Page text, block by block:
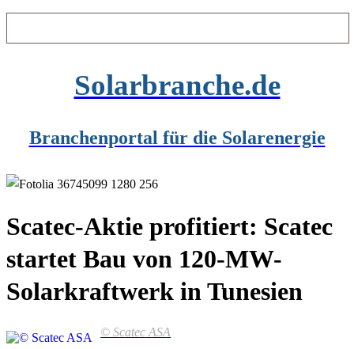
Solarbranche.de
Branchenportal für die Solarenergie
Scatec-Aktie profitiert: Scatec
startet Bau von 120-MW-
Solarkraftwerk in Tunesien
© Scatec ASA